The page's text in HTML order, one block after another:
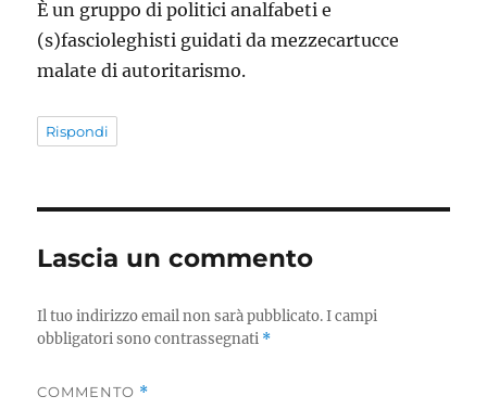
È un gruppo di politici analfabeti e
(s)fascioleghisti guidati da mezzecartucce
malate di autoritarismo.
Rispondi
Lascia un commento
Il tuo indirizzo email non sarà pubblicato. I campi
obbligatori sono contrassegnati *
COMMENTO *